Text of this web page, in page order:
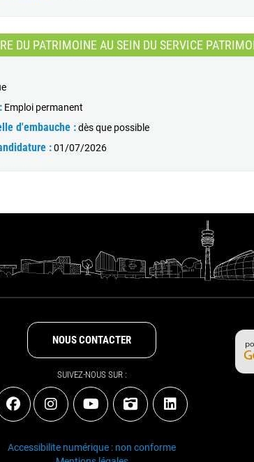
DU PATRIMOINE AU SEIN DU SERVICE
Emploi permanent
d'embauche : dès que possible
: 01/07/2026
NOUS CONTACTER
SUIVEZ-NOUS SUR :
Accessibilite numérique : non conforme